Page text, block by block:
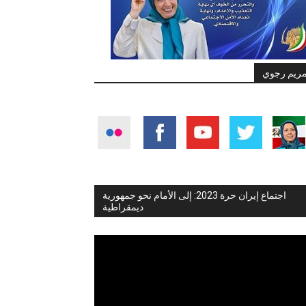
رجوي
اجتماع إيران حرة 2023: إلى الأمام نحو جمهورية
ديمقراطية